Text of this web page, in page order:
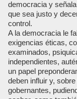
democracia y
que sea justo y
control.
A la democracia le
exigencias éticas,
examinados,
independientes,
un papel
deben influir y,
gobernantes,